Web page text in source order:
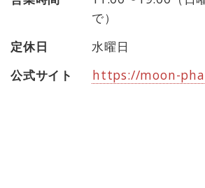
で）
定休日
水曜日
公式サイト
https://moon-